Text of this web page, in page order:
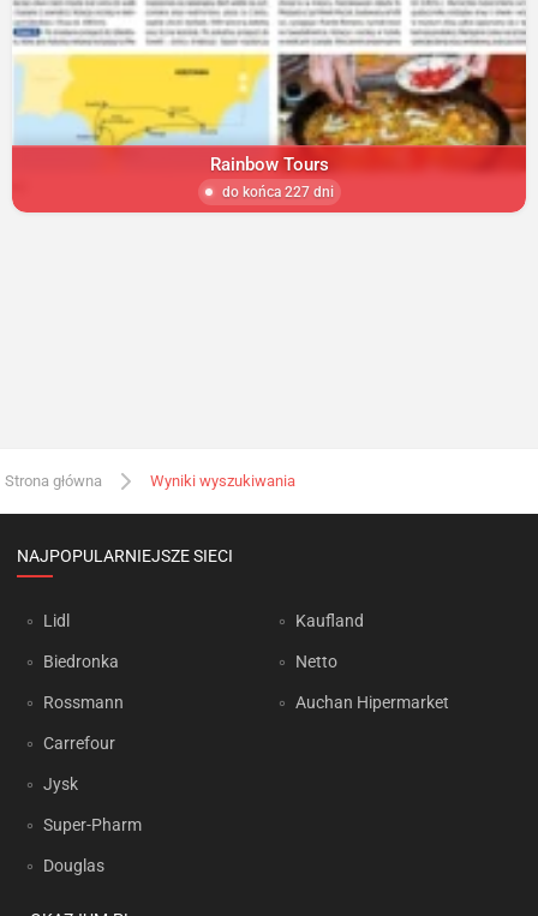
Rainbow Tours
do końca 227 dni
Strona główna Wyniki wyszukiwania
NAJPOPULARNIEJSZE SIECI
Lidl
Biedronka
Rossmann
Carrefour
Jysk
Super-Pharm
Douglas
Kaufland
Netto
Auchan Hipermarket